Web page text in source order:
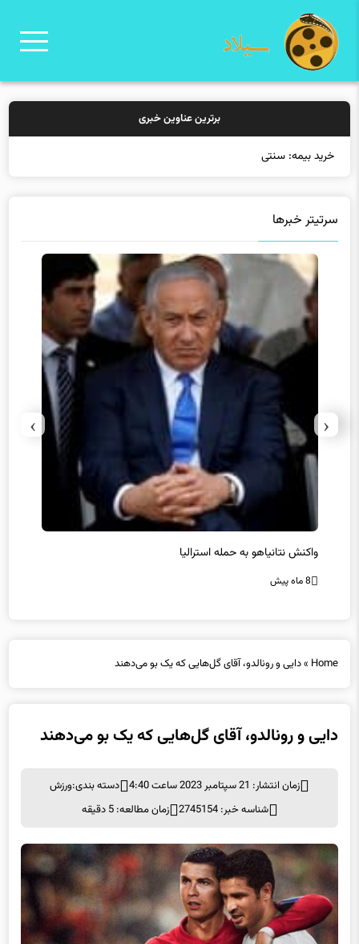
برترین عناوین خبری
خرید بیمه: سنتی یا آنلاین؟
سرتیتر خبرها
واکنش نتانیاهو به حمله استرالیا
8 ماه پیش
‹
›
Home
»دایی و رونالدو، آقای گل‌هایی که یک بو می‌دهند
دایی و رونالدو، آقای گل‌هایی که یک بو می‌دهند
زمان انتشار: 21 سپتامبر 2023 ساعت 4:40 دسته بندی:ورزش
شناسه خبر: 2745154
زمان مطالعه: 5 دقیقه